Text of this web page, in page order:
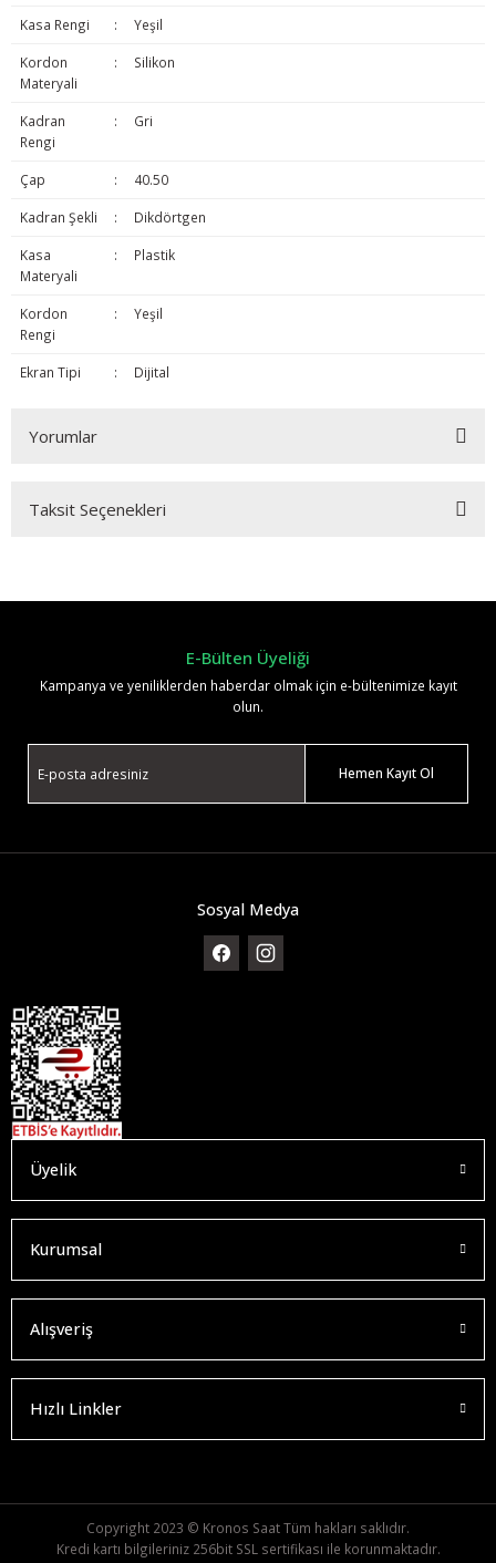
Kasa Rengi : Yeşil
Kordon
Materyali
: Silikon
Kadran
Rengi
: Gri
Çap : 40.50
Kadran Şekli : Dikdörtgen
Kasa
Materyali
: Plastik
Kordon
Rengi
: Yeşil
Ekran Tipi : Dijital
Yorumlar
Taksit Seçenekleri
E-Bülten Üyeliği
Kampanya ve yeniliklerden haberdar olmak için e-bültenimize kayıt
olun.
Hemen Kayıt Ol
Sosyal Medya
Üyelik
Kurumsal
Alışveriş
Hızlı Linkler
Copyright 2023 © Kronos Saat Tüm hakları saklıdır.
Kredi kartı bilgileriniz 256bit SSL sertifikası ile korunmaktadır.